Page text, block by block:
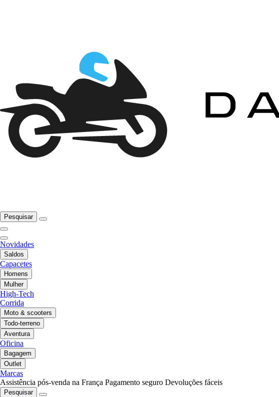
Pesquisar
Novidades
Saldos
Capacetes
Homens
Mulher
High-Tech
Corrida
Moto & scooters
Todo-terreno
Aventura
Oficina
Bagagem
Outlet
Marcas
Assistência pós-venda na França Pagamento seguro Devoluções fáceis
Pesquisar